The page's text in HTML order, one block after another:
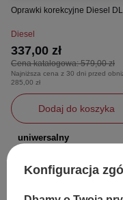
Oprawki korekcyjne Diesel
Diesel
Cena katalogowa:579,00 zł
337,00 zł
Najniższa cena z 30 dni przed
285,00 zł
Dodaj do koszyka
uniwersalny
Konfiguracja